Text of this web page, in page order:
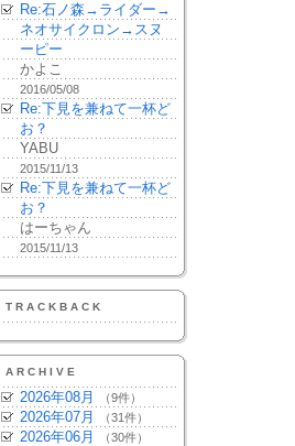
Re:石ノ森→ライダー→
ネオサイクロン→スヌ
ーピー
かよこ
2016/05/08
Re:下見を兼ねて一杯ど
お？
YABU
2015/11/13
Re:下見を兼ねて一杯ど
お？
はーちゃん
2015/11/13
TRACKBACK
ARCHIVE
2026年08月 （9件）
2026年07月 （31件）
2026年06月 （30件）